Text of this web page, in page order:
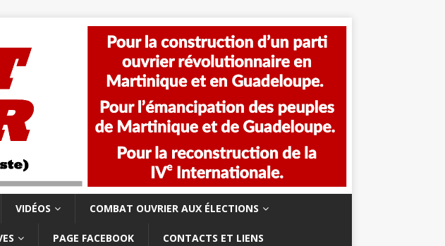
VIDÉOS COMBAT OUVRIER AUX ÉLECTIONS
PAGE FACEBOOK CONTACTS ET LIENS